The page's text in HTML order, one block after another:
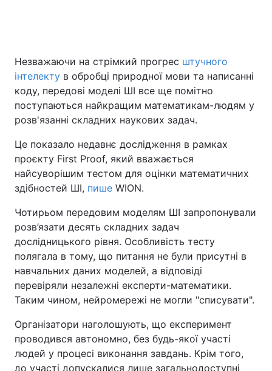
Незважаючи на стрімкий прогрес штучного
інтелекту в обробці природної мови та написанні
коду, передові моделі ШІ все ще помітно
поступаються найкращим математикам-людям у
розв'язанні складних наукових задач.
Це показало недавнє дослідження в рамках
проєкту First Proof, який вважається
найсуворішим тестом для оцінки математичних
здібностей ШІ, пише WION.
Чотирьом передовим моделям ШІ запропонували
розв’язати десять складних задач
дослідницького рівня. Особливість тесту
полягала в тому, що питання не були присутні в
навчальних даних моделей, а відповіді
перевіряли незалежні експерти-математики.
Таким чином, нейромережі не могли "списувати".
Організатори наголошують, що експеримент
проводився автономно, без будь-якої участі
людей у процесі виконання завдань. Крім того,
до участі допускалися лише загальнодоступні